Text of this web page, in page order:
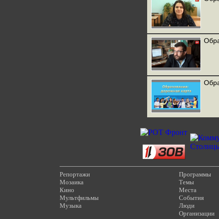
Репортажи
Мозаика
Кино
Мультфильмы
Музыка
Программы
Темы
Места
События
Люди
Организации